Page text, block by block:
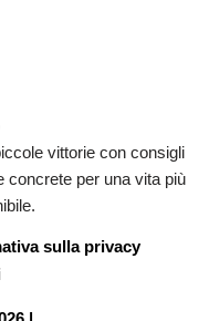
vittorie con consigli
concrete per una vita più
sulla privacy